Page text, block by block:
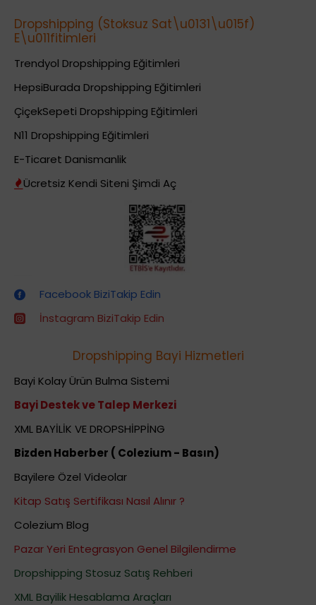
Dropshipping (Stoksuz Sat\u0131\u015f)
E\u011fitimleri
Trendyol Dropshipping Eğitimleri
HepsiBurada Dropshipping Eğitimleri
ÇiçekSepeti Dropshipping Eğitimleri
N11 Dropshipping Eğitimleri
E-Ticaret Danismanlik
Ücretsiz Kendi Siteni Şimdi Aç
Facebook BiziTakip Edin
İnstagram BiziTakip Edin
Dropshipping Bayi Hizmetleri
Bayi Kolay Ürün Bulma Sistemi
Bayi Destek ve Talep Merkezi
XML BAYİLİK VE DROPSHİPPİNG
Bizden Haberber ( Colezium - Basın)
Bayilere Özel Videolar
Kitap Satış Sertifikası Nasıl Alınır ?
Colezium Blog
Pazar Yeri Entegrasyon Genel Bilgilendirme
Dropshipping Stosuz Satış Rehberi
XML Bayilik Hesablama Araçları